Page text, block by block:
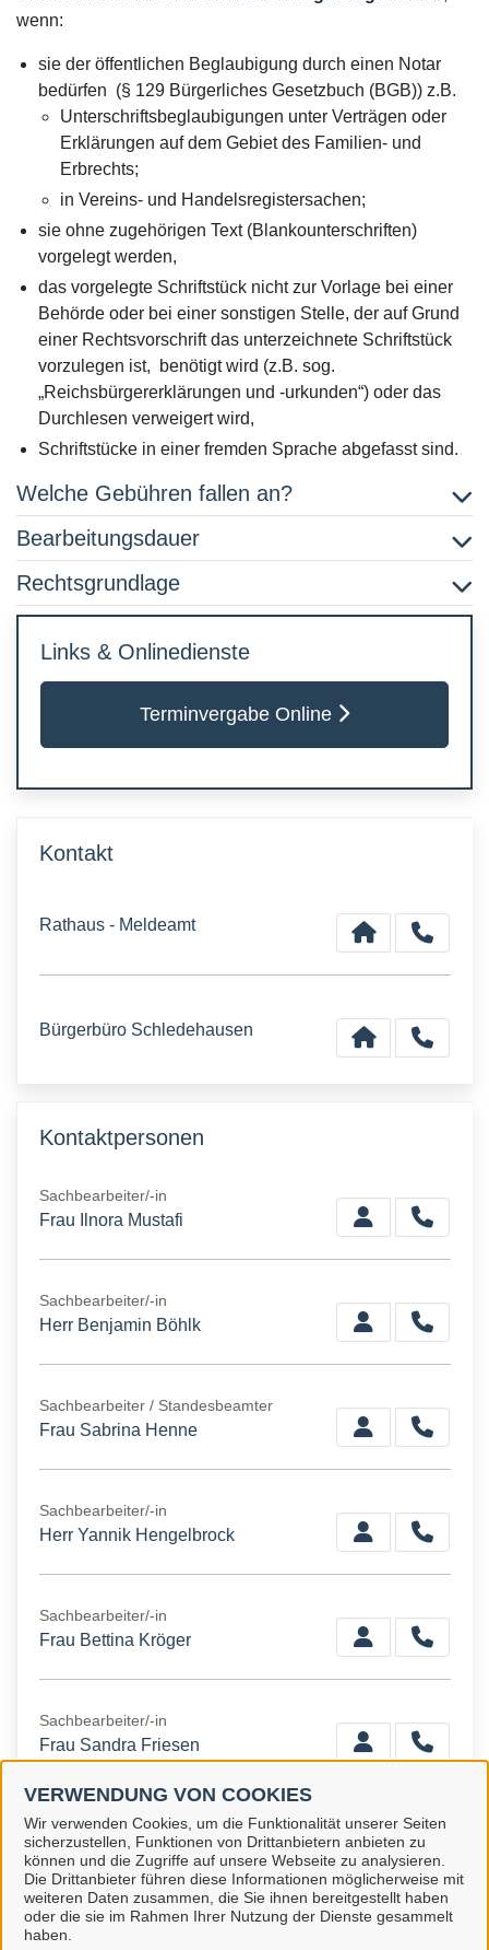
VERWENDUNG VON COOKIES
Wir verwenden Cookies, um die Funktionalität unserer Seiten
sicherzustellen, Funktionen von Drittanbietern anbieten zu
können und die Zugriffe auf unsere Webseite zu analysieren.
Die Drittanbieter führen diese Informationen möglicherweise mit
weiteren Daten zusammen, die Sie ihnen bereitgestellt haben
oder die sie im Rahmen Ihrer Nutzung der Dienste gesammelt
haben.
wenn:
sie der öffentlichen Beglaubigung durch einen Notar
bedürfen (§ 129 Bürgerliches Gesetzbuch (BGB)) z.B.
Unterschriftsbeglaubigungen unter Verträgen oder
Erklärungen auf dem Gebiet des Familien- und
Erbrechts;
in Vereins- und Handelsregistersachen;
sie ohne zugehörigen Text (Blankounterschriften)
vorgelegt werden,
das vorgelegte Schriftstück nicht zur Vorlage bei einer
Behörde oder bei einer sonstigen Stelle, der auf Grund
einer Rechtsvorschrift das unterzeichnete Schriftstück
vorzulegen ist, benötigt wird (z.B. sog.
„Reichsbürgererklärungen und -urkunden“) oder das
Durchlesen verweigert wird,
Schriftstücke in einer fremden Sprache abgefasst sind.
Welche Gebühren fallen an?
Bearbeitungsdauer
Rechtsgrundlage
Links & Onlinedienste
Terminvergabe Online
Kontakt
Rathaus - Meldeamt
Bürgerbüro Schledehausen
Kontaktpersonen
Sachbearbeiter/-in
Frau Ilnora Mustafi
Sachbearbeiter/-in
Herr Benjamin Böhlk
Sachbearbeiter / Standesbeamter
Frau Sabrina Henne
Sachbearbeiter/-in
Herr Yannik Hengelbrock
Sachbearbeiter/-in
Frau Bettina Kröger
Sachbearbeiter/-in
Frau Sandra Friesen
Sachbearbeiter/-in
Frau Kathrin Wilker